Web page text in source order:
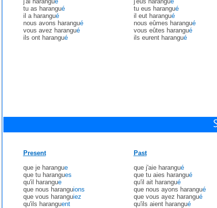
tu as harangué
il a harangué
nous avons harangué
vous avez harangué
ils ont harangué
tu eus harangué
il eut harangué
nous eûmes harangué
vous eûtes harangué
ils eurent harangué
Present
que je harangue
que tu harangues
qu'il harangue
que nous haranguions
que vous haranguiez
qu'ils haranguent
Past
que j'aie harangué
que tu aies harangué
qu'il ait harangué
que nous ayons harangué
que vous ayez harangué
qu'ils aient harangué